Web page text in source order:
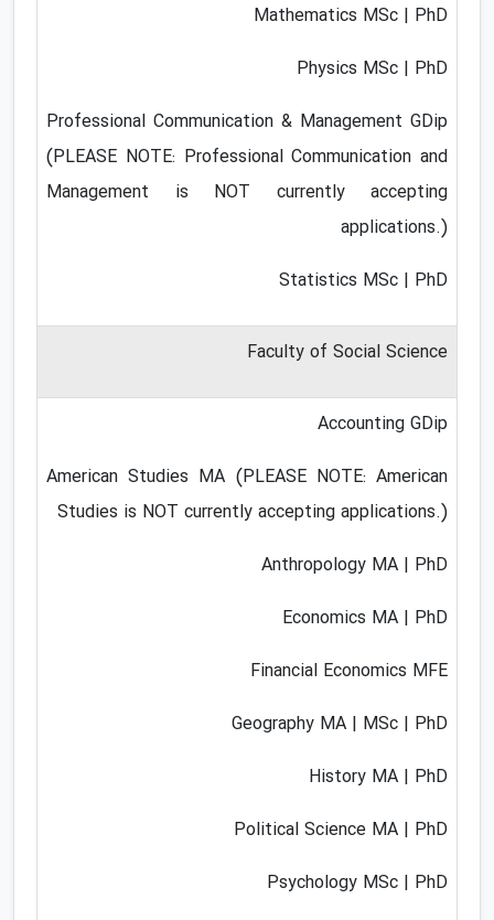
Mathematics MSc | PhD
Physics MSc | PhD
Professional Communication & Management GDip
(PLEASE NOTE: Professional Communication and
Management is NOT currently accepting
applications.)
Statistics MSc | PhD
Faculty of Social Science
Accounting GDip
American Studies MA (PLEASE NOTE: American
Studies is NOT currently accepting applications.)
Anthropology MA | PhD
Economics MA | PhD
Financial Economics MFE
Geography MA | MSc | PhD
History MA | PhD
Political Science MA | PhD
Psychology MSc | PhD